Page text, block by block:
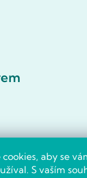
aby se
S vaším